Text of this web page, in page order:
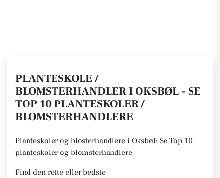
PLANTESKOLE /
BLOMSTERHANDLER I OKSBØL - SE
TOP 10 PLANTESKOLER /
BLOMSTERHANDLERE
Planteskoler og blosterhandlere i Oksbøl: Se Top 10
planteskoler og blomsterhandlere
Find den rette eller bedste